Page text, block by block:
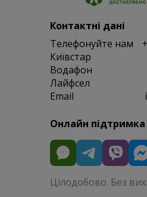
Контактні дані
Телефонуйте нам
Київстар
Водафон
Лайфсел
Email
Онлайн підтримка
Цілодобово. Без